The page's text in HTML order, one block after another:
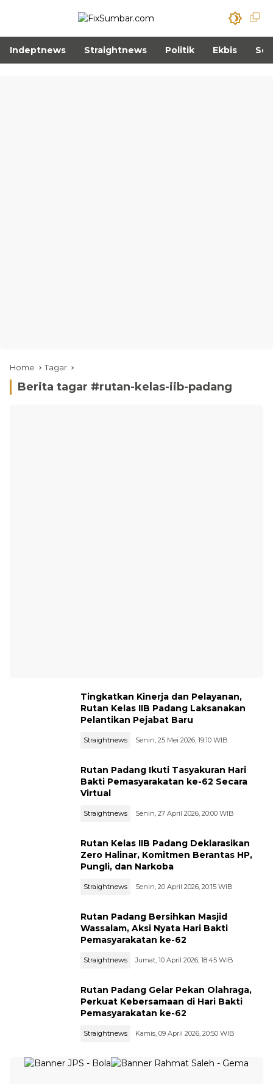
Indeptnews Straightnews Politik Ekbis
Home Tagar
Berita tagar #rutan-kelas-iib-padang
Tingkatkan Kinerja dan Pelayanan,
Rutan Kelas IIB Padang Laksanakan
Pelantikan Pejabat Baru
Straightnews Senin, 25 Mei 2026, 19:10 WIB
Rutan Padang Ikuti Tasyakuran Hari
Bakti Pemasyarakatan ke-62 Secara
Virtual
Straightnews Senin, 27 April 2026, 20:00 WIB
Rutan Kelas IIB Padang Deklarasikan
Zero Halinar, Komitmen Berantas HP,
Pungli, dan Narkoba
Straightnews Senin, 20 April 2026, 20:15 WIB
Rutan Padang Bersihkan Masjid
Wassalam, Aksi Nyata Hari Bakti
Pemasyarakatan ke-62
Straightnews Jumat, 10 April 2026, 18:45 WIB
Rutan Padang Gelar Pekan Olahraga,
Perkuat Kebersamaan di Hari Bakti
Pemasyarakatan ke-62
Straightnews Kamis, 09 April 2026, 20:50 WIB